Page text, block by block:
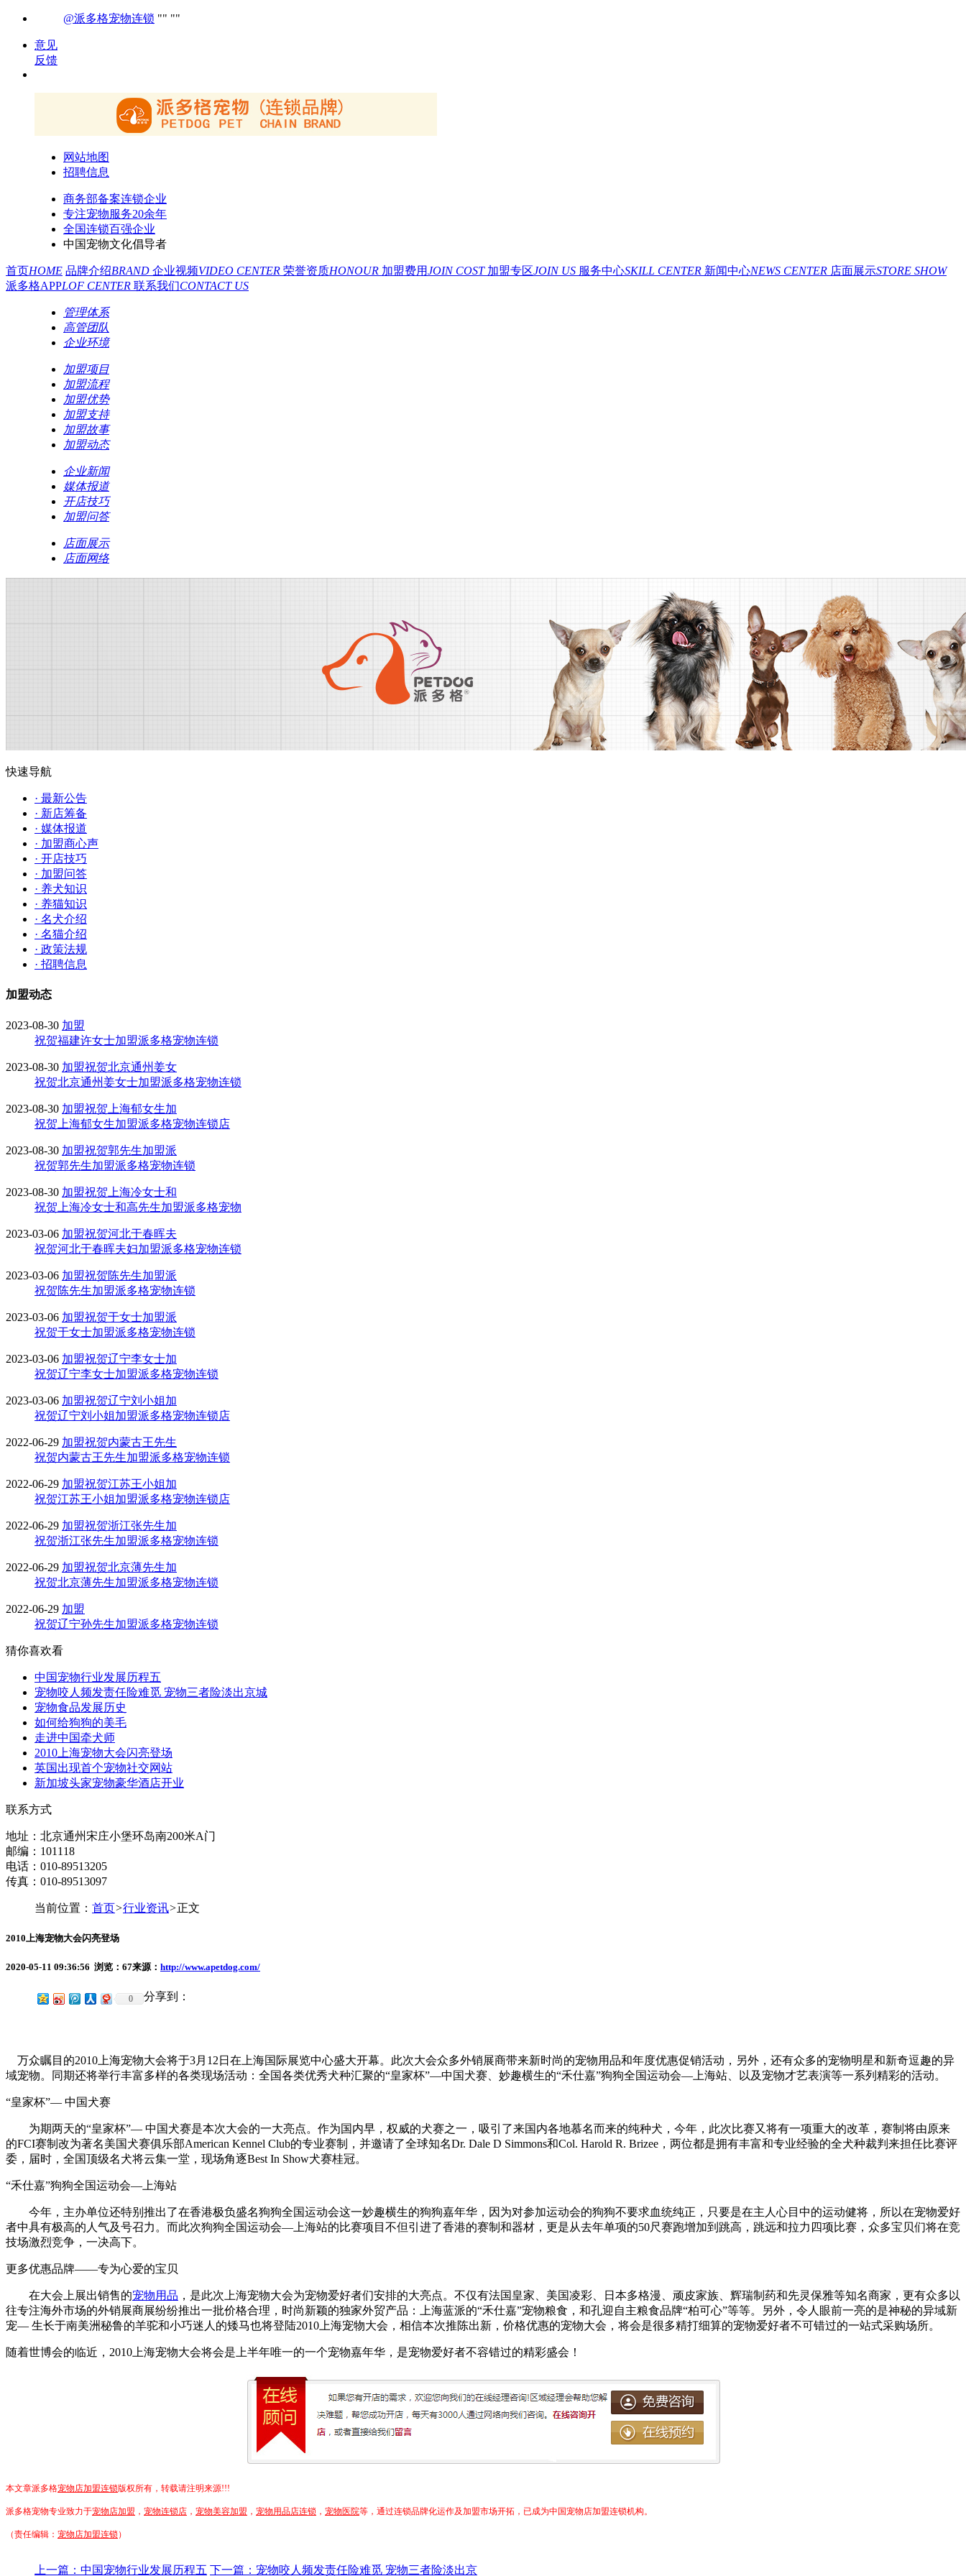
@派多格宠物连锁
意见
反馈
网站地图
招聘信息
商务部备案连锁企业
专注宠物服务20余年
全国连锁百强企业
中国宠物文化倡导者
首页HOME 品牌介绍BRAND 企业视频VIDEO CENTER 荣誉资质HONOUR 加盟费用JOIN COST 加盟专区JOIN US 服务中心SKILL CENTER 新闻中心NEWS CENTER 店面展示STORE SHOW
派多格APPLOF CENTER 联系我们CONTACT US
管理体系
高管团队
企业环境
加盟项目
加盟流程
加盟优势
加盟支持
加盟故事
加盟动态
企业新闻
媒体报道
开店技巧
加盟问答
店面展示
店面网络
快速导航
· 最新公告
· 新店筹备
· 媒体报道
· 加盟商心声
· 开店技巧
· 加盟问答
· 养犬知识
· 养猫知识
· 名犬介绍
· 名猫介绍
· 政策法规
· 招聘信息
加盟动态
2023-08-30 加盟
祝贺福建许女士加盟派多格宠物连锁
2023-08-30 加盟祝贺北京通州姜女
祝贺北京通州姜女士加盟派多格宠物连锁
2023-08-30 加盟祝贺上海郁女生加
祝贺上海郁女生加盟派多格宠物连锁店
2023-08-30 加盟祝贺郭先生加盟派
祝贺郭先生加盟派多格宠物连锁
2023-08-30 加盟祝贺上海冷女士和
祝贺上海冷女士和高先生加盟派多格宠物
2023-03-06 加盟祝贺河北于春晖夫
祝贺河北于春晖夫妇加盟派多格宠物连锁
2023-03-06 加盟祝贺陈先生加盟派
祝贺陈先生加盟派多格宠物连锁
2023-03-06 加盟祝贺于女士加盟派
祝贺于女士加盟派多格宠物连锁
2023-03-06 加盟祝贺辽宁李女士加
祝贺辽宁李女士加盟派多格宠物连锁
2023-03-06 加盟祝贺辽宁刘小姐加
祝贺辽宁刘小姐加盟派多格宠物连锁店
2022-06-29 加盟祝贺内蒙古王先生
祝贺内蒙古王先生加盟派多格宠物连锁
2022-06-29 加盟祝贺江苏王小姐加
祝贺江苏王小姐加盟派多格宠物连锁店
2022-06-29 加盟祝贺浙江张先生加
祝贺浙江张先生加盟派多格宠物连锁
2022-06-29 加盟祝贺北京薄先生加
祝贺北京薄先生加盟派多格宠物连锁
2022-06-29 加盟
祝贺辽宁孙先生加盟派多格宠物连锁
猜你喜欢看
中国宠物行业发展历程五
宠物咬人频发责任险难觅 宠物三者险淡出京城
宠物食品发展历史
如何给狗狗的美毛
走进中国牵犬师
2010上海宠物大会闪亮登场
英国出现首个宠物社交网站
新加坡头家宠物豪华酒店开业
联系方式
地址：北京通州宋庄小堡环岛南200米A门
邮编：101118
电话：010-89513205
传真：010-89513097
当前位置： 首页>行业资讯>正文
2010上海宠物大会闪亮登场
2020-05-11 09:36:56 浏览： 67来源： http://www.apetdog.com/
分享到：
0
万众瞩目的2010上海宠物大会将于3月12日在上海国际展览中心盛大开幕。此次大会众多外销展商带来新时尚的宠物用品和年度优惠促销活动，另外，还有众多的宠物明星和新奇逗趣的异
域宠物。同期还将举行丰富多样的各类现场活动：全国各类优秀犬种汇聚的“皇家杯”—中国犬赛、妙趣横生的“禾仕嘉”狗狗全国运动会—上海站、以及宠物才艺表演等一系列精彩的活动。
“皇家杯”— 中国犬赛
为期两天的“皇家杯”— 中国犬赛是本次大会的一大亮点。作为国内早，权威的犬赛之一，吸引了来国内各地慕名而来的纯种犬，今年，此次比赛又将有一项重大的改革，赛制将由原来
的FCI赛制改为著名美国犬赛俱乐部American Kennel Club的专业赛制，并邀请了全球知名Dr. Dale D Simmons和Col. Harold R. Brizee，两位都是拥有丰富和专业经验的全犬种裁判来担任比赛评
委，届时，全国顶级名犬将云集一堂，现场角逐Best In Show犬赛桂冠。
“禾仕嘉”狗狗全国运动会—上海站
今年，主办单位还特别推出了在香港极负盛名狗狗全国运动会这一妙趣横生的狗狗嘉年华，因为对参加运动会的狗狗不要求血统纯正，只要是在主人心目中的运动健将，所以在宠物爱好
者中具有极高的人气及号召力。而此次狗狗全国运动会—上海站的比赛项目不但引进了香港的赛制和器材，更是从去年单项的50尺赛跑增加到跳高，跳远和拉力四项比赛，众多宝贝们将在竞
技场激烈竞争，一决高下。
更多优惠品牌——专为心爱的宝贝
在大会上展出销售的宠物用品 ，是此次上海宠物大会为宠物爱好者们安排的大亮点。不仅有法国皇家、美国凌彩、日本多格漫、顽皮家族、辉瑞制药和先灵保雅等知名商家，更有众多以
往专注海外市场的外销展商展纷纷推出一批价格合理，时尚新颖的独家外贸产品：上海蓝派的“禾仕嘉”宠物粮食，和孔迎自主粮食品牌“柏可心”等等。另外，令人眼前一亮的是神秘的异域新
宠— 生长于南美洲秘鲁的羊驼和小巧迷人的矮马也将登陆2010上海宠物大会，相信本次推陈出新，价格优惠的宠物大会，将会是很多精打细算的宠物爱好者不可错过的一站式采购场所。
随着世博会的临近，2010上海宠物大会将会是上半年唯一的一个宠物嘉年华，是宠物爱好者不容错过的精彩盛会！
本文章派多格宠物店加盟连锁版权所有，转载请注明来源!!!
派多格宠物专业致力于宠物店加盟 ， 宠物连锁店 ， 宠物美容加盟 ， 宠物用品店连锁 ， 宠物医院等，通过连锁品牌化运作及加盟市场开拓，已成为中国宠物店加盟连锁机构。
（责任编辑： 宠物店加盟连锁 ）
上一篇：中国宠物行业发展历程五 下一篇：宠物咬人频发责任险难觅 宠物三者险淡出京